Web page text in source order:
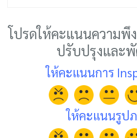
โปรดให้คะแนนความพึ
ปรับปรุงและ
ให้คะแนนการ
ให้คะแนนรูป